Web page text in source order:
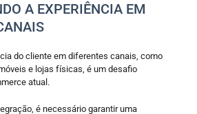
A EXPERIÊNCIA EM
do cliente em diferentes canais, como
e lojas físicas, é um desafio
atual.
é necessário garantir uma